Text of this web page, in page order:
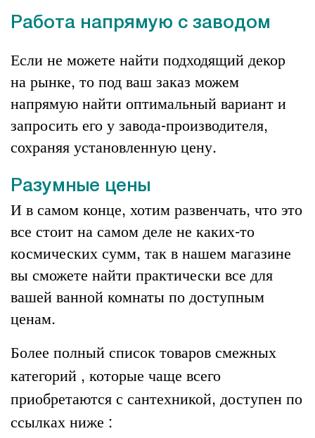
Работа напрямую с заводом
Если не можете найти подходящий декор
на рынке, то под ваш заказ можем
напрямую найти оптимальный вариант и
запросить его у завода-производителя,
сохраняя установленную цену.
Разумные цены
И в самом конце, хотим развенчать, что это
все стоит на самом деле не каких-то
космических сумм, так в нашем магазине
вы сможете найти практически все для
вашей ванной комнаты по доступным
ценам.
Более полный список товаров смежных
категорий , которые чаще всего
приобретаются с сантехникой, доступен по
ссылках ниже :